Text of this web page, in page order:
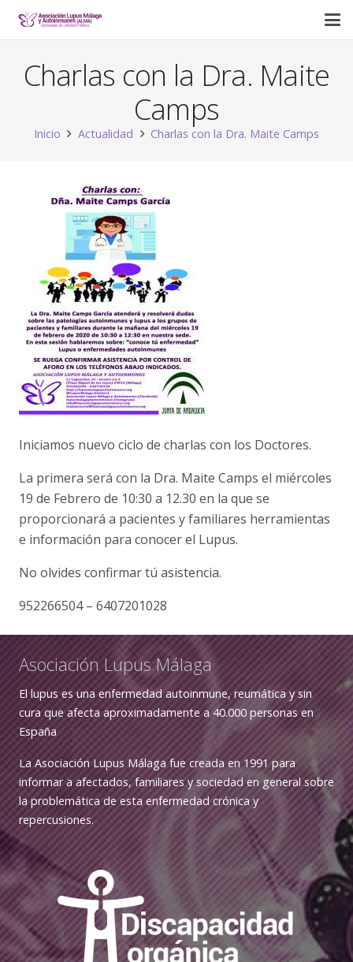
Charlas con la Dra. Maite
Camps
Inicio Actualidad Charlas con la Dra. Maite Camps
Iniciamos nuevo ciclo de charlas con los Doctores.
La primera será con la Dra. Maite Camps el miércoles
19 de Febrero de 10:30 a 12.30 en la que se
proporcionará a pacientes y familiares herramientas
e información para conocer el Lupus.
No olvides confirmar tú asistencia.
952266504 – 6407201028
Asociación Lupus Málaga
El lupus es una enfermedad autoinmune, reumática y sin
cura que afecta aproximadamente a 40.000 personas en
España
La Asociación Lupus Málaga fue creada en 1991 para
informar a afectados, familiares y sociedad en general sobre
la problemática de esta enfermedad crónica y
repercusiones.